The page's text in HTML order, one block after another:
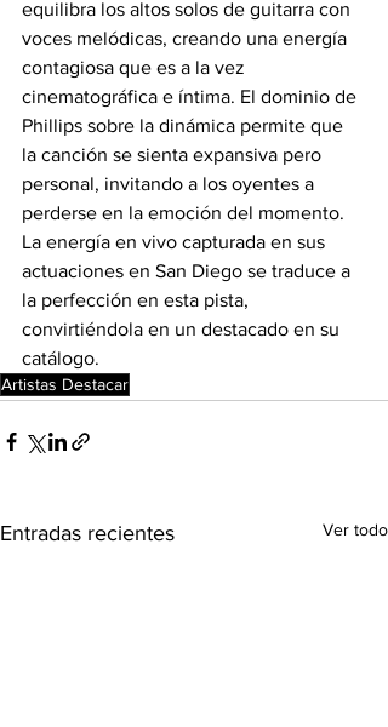
equilibra los altos solos de guitarra con
voces melódicas, creando una energía
contagiosa que es a la vez
cinematográfica e íntima. El dominio de
Phillips sobre la dinámica permite que
la canción se sienta expansiva pero
personal, invitando a los oyentes a
perderse en la emoción del momento.
La energía en vivo capturada en sus
actuaciones en San Diego se traduce a
la perfección en esta pista,
convirtiéndola en un destacado en su
catálogo.
Artistas Destacar
Entradas recientes Ver todo